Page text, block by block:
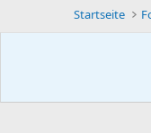
Startseite